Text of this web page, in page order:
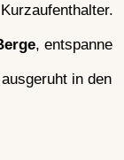
, entspanne
in den